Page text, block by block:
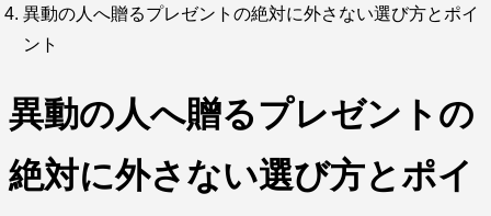
SaaS情報メディア by
異動の人へ贈るプレゼントの絶対に外さない選び方とポイ
ント
異動の人へ贈るプレゼントの
絶対に外さない選び方とポイ